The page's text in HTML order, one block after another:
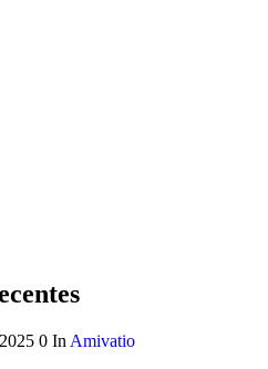
0 In Amivatio